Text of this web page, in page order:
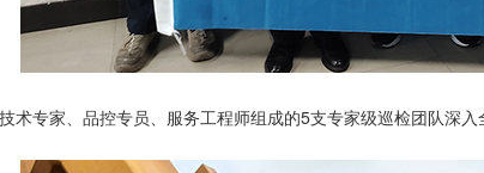
术专家、品控专员、服务工程师组成的5支专家级巡检团队深